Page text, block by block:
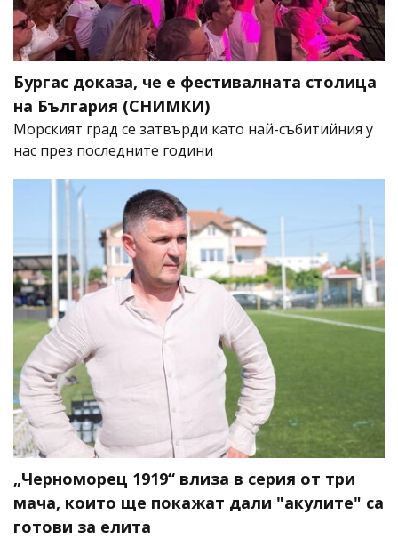
Бургас доказа, че е фестивалната столица
на България (СНИМКИ)
Морският град се затвърди като най-събитийния у
нас през последните години
„Черноморец 1919“ влиза в серия от три
мача, които ще покажат дали "акулите" са
готови за елита